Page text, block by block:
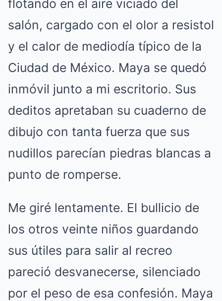
flotando en el aire viciado del
salón, cargado con el olor a resistol
y el calor de mediodía típico de la
Ciudad de México. Maya se quedó
inmóvil junto a mi escritorio. Sus
deditos apretaban su cuaderno de
dibujo con tanta fuerza que sus
nudillos parecían piedras blancas a
punto de romperse.
Me giré lentamente. El bullicio de
los otros veinte niños guardando
sus útiles para salir al recreo
pareció desvanecerse, silenciado
por el peso de esa confesión. Maya